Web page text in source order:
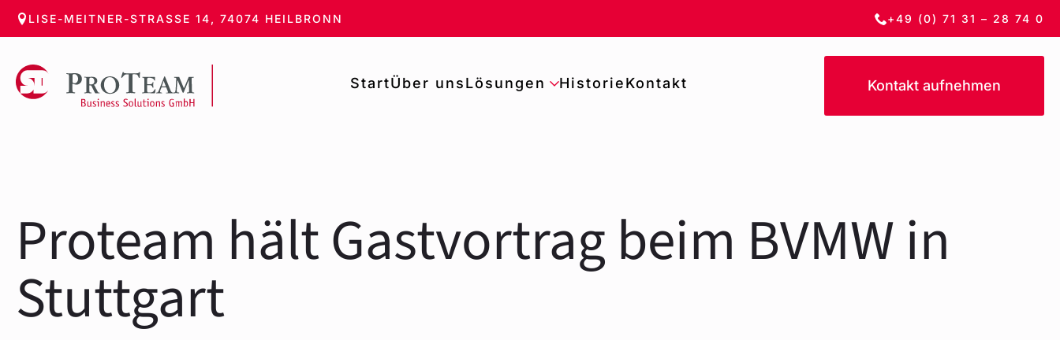
Zum
Hauptinhalt
LISE-MEITNER-STRASSE 14, 74074 HEILBRONN +49 (0) 71 31 – 28 74 0
StartÜber unsLösungen HistorieKontakt Kontakt aufnehmen
Proteam hält Gastvortrag beim BVMW in
Stuttgart